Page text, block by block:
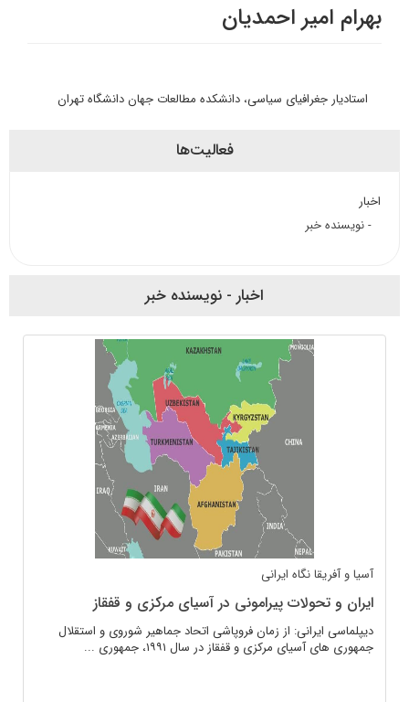
بهرام امیر احمدیان
استادیار جغرافیای سیاسی، دانشکده مطالعات جهان دانشگاه تهران
فعالیت‌ها
اخبار
- نویسنده خبر
اخبار - نویسنده خبر
آسیا و آفریقانگاه ایرانی
ایران و تحولات پیرامونی در آسیای مرکزی و قفقاز
دیپلماسی ایرانی: از زمان فروپاشی اتحاد جماهیر شوروی و استقلال
جمهوری های آسیای مرکزی و قفقاز در سال ۱۹۹۱، جمهوری ...